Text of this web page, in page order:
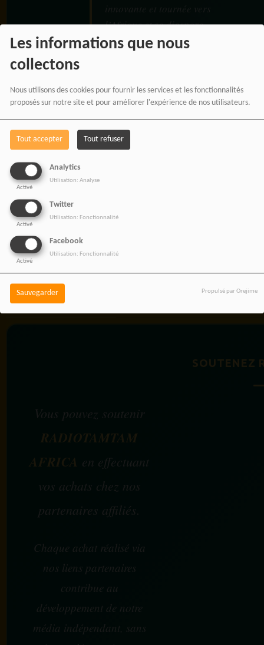
Les informations que nous
collectons
Nous utilisons des cookies pour fournir les services et les fonctionnalités
proposés sur notre site et pour améliorer l'expérience de nos utilisateurs.
Tout accepter Tout refuser
Analytics
Activé
Utilisation: Analyse
Twitter
Activé
Utilisation: Fonctionnalité
Facebook
Activé
Utilisation: Fonctionnalité
Sauvegarder Propulsé par Orejime
l’Afrique et sa diaspora.
RADIOTAMTAM
AFRICA — LA PAROLE
EST UNE FORCE
BOUTIQUE AFFILIÉ
SOUTENEZ
Vous pouvez soutenir
RADIOTAMTAM
AFRICA en effectuant
vos achats chez nos
partenaires affiliés.
Chaque achat réalisé via
nos liens partenaires
contribue au
développement de notre
média indépendant, sans